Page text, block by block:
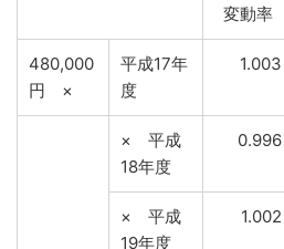
変動率
480,000
円 ×
平成17年
度
1.003
× 平成
18年度
0.996
× 平成
19年度
1.002